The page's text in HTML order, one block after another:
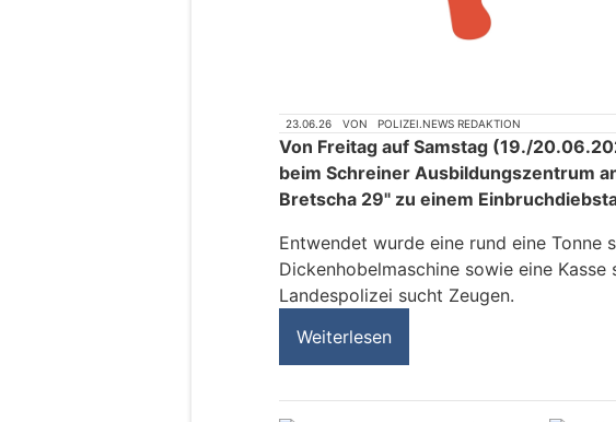
23.06.26 VON POLIZEI.NEWS REDAKTION
Von Freitag auf Samstag (19./
beim Schreiner Ausbildungszentrum
Bretscha 29" zu einem
Entwendet wurde eine rund eine Tonne
Dickenhobelmaschine sowie eine Kasse
Landespolizei sucht Zeugen.
Weiterlesen